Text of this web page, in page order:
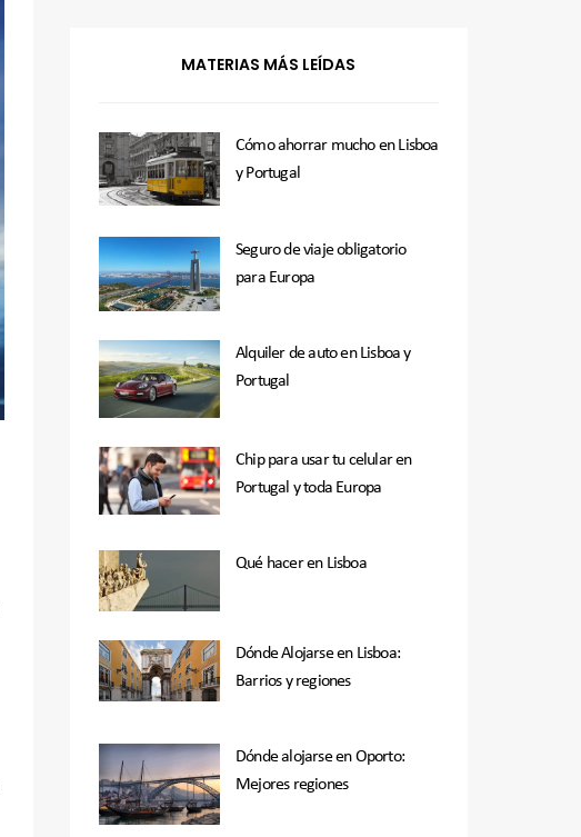
MATERIAS MÁS LEÍDAS
Cómo ahorrar mucho en Lisboa
y Portugal
Seguro de viaje obligatorio
para Europa
Alquiler de auto en Lisboa y
Portugal
Chip para usar tu celular en
Portugal y toda Europa
Qué hacer en Lisboa
Dónde Alojarse en Lisboa:
Barrios y regiones
Dónde alojarse en Oporto:
Mejores regiones